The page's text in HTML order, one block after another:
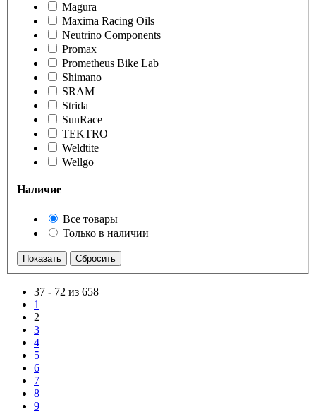
Magura
Maxima Racing Oils
Neutrino Components
Promax
Prometheus Bike Lab
Shimano
SRAM
Strida
SunRace
TEKTRO
Weldtite
Wellgo
Наличие
Все товары
Только в наличии
37 - 72 из 658
1
2
3
4
5
6
7
8
9